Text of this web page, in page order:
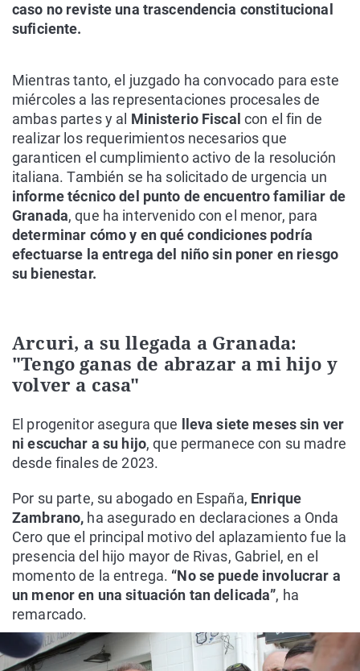
caso no reviste una trascendencia constitucional
suficiente.
Mientras tanto, el juzgado ha convocado para este
miércoles a las representaciones procesales de
ambas partes y al Ministerio Fiscal con el fin de
realizar los requerimientos necesarios que
garanticen el cumplimiento activo de la resolución
italiana. También se ha solicitado de urgencia un
informe técnico del punto de encuentro familiar de
Granada, que ha intervenido con el menor, para
determinar cómo y en qué condiciones podría
efectuarse la entrega del niño sin poner en riesgo
su bienestar.
Arcuri, a su llegada a Granada:
"Tengo ganas de abrazar a mi hijo y
volver a casa"
El progenitor asegura que
lleva siete meses sin ver
ni escuchar a su hijo, que permanece con su madre
desde finales de 2023.
Por su parte, su abogado en España, Enrique
Zambrano, ha asegurado en declaraciones a Onda
Cero que el principal motivo del aplazamiento fue la
presencia del hijo mayor de Rivas, Gabriel, en el
momento de la entrega. “No se puede involucrar a
un menor en una situación tan delicada”, ha
remarcado.